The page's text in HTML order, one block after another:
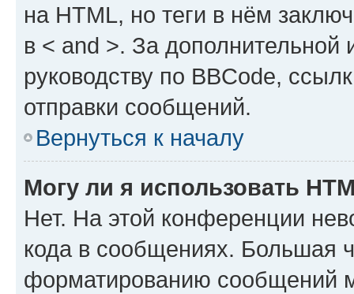
на HTML, но теги в нём
в < and >. За
руководству по BBCode,
отправки сообщений.
Вернуться к началу
Могу ли я использовать
Нет. На этой конференции
кода в сообщениях. Большая
форматированию сообщений